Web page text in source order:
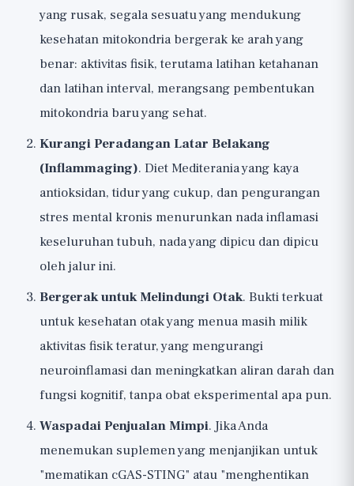
yang rusak, segala sesuatu yang mendukung
kesehatan mitokondria bergerak ke arah yang
benar: aktivitas fisik, terutama latihan ketahanan
dan latihan interval, merangsang pembentukan
mitokondria baru yang sehat.
Kurangi Peradangan Latar Belakang
(Inflammaging). Diet Mediterania yang kaya
antioksidan, tidur yang cukup, dan pengurangan
stres mental kronis menurunkan nada inflamasi
keseluruhan tubuh, nada yang dipicu dan dipicu
oleh jalur ini.
Bergerak untuk Melindungi Otak. Bukti terkuat
untuk kesehatan otak yang menua masih milik
aktivitas fisik teratur, yang mengurangi
neuroinflamasi dan meningkatkan aliran darah dan
fungsi kognitif, tanpa obat eksperimental apa pun.
Waspadai Penjualan Mimpi. Jika Anda
menemukan suplemen yang menjanjikan untuk
"mematikan cGAS-STING" atau "menghentikan